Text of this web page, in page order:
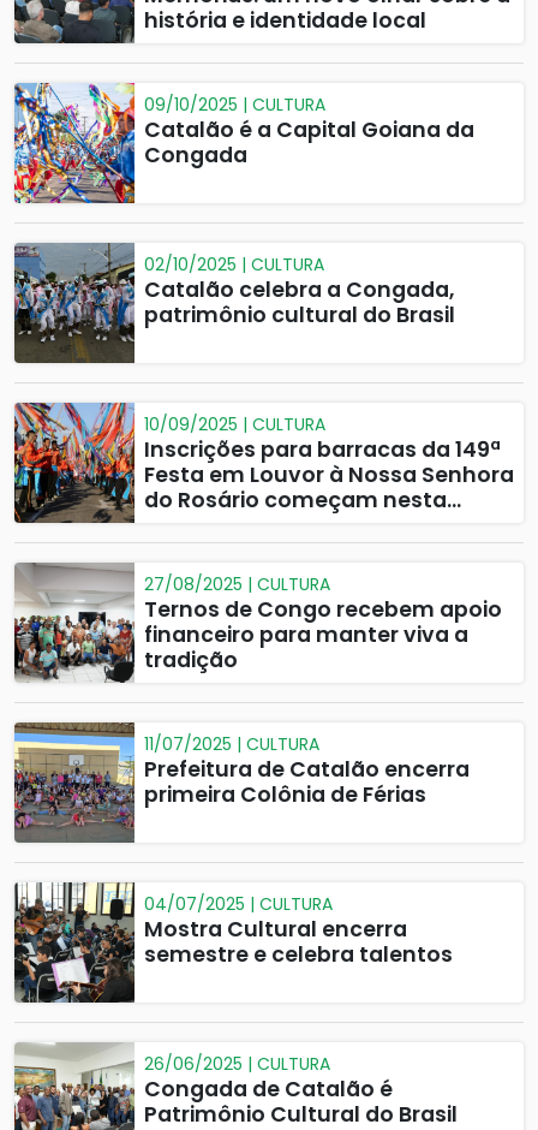
história e identidade local
09/10/2025 | CULTURA
Catalão é a Capital Goiana da
Congada
02/10/2025 | CULTURA
Catalão celebra a Congada,
patrimônio cultural do Brasil
10/09/2025 | CULTURA
Inscrições para barracas da 149ª
Festa em Louvor à Nossa Senhora
do Rosário começam nesta
27/08/2025 | CULTURA
Ternos de Congo recebem apoio
financeiro para manter viva a
tradição
11/07/2025 | CULTURA
Prefeitura de Catalão encerra
primeira Colônia de Férias
04/07/2025 | CULTURA
Mostra Cultural encerra
semestre e celebra talentos
26/06/2025 | CULTURA
Congada de Catalão é
Patrimônio Cultural do Brasil